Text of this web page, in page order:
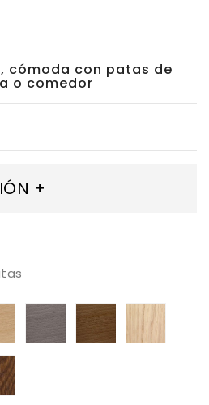
cómoda con patas de
o comedor
+
tostada
Madera
color
madera
Haya
color
Madera
roble
color